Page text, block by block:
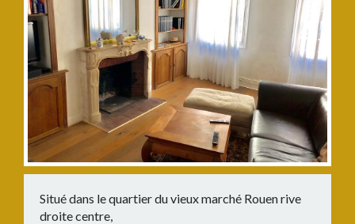
Situé dans le quartier du vieux marché Rouen rive
droite centre,